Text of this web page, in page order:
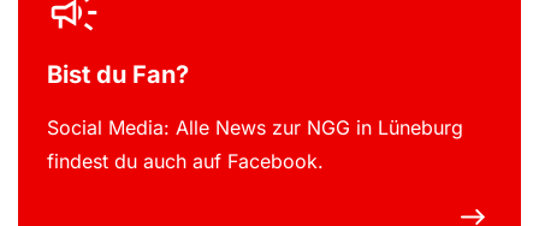
Bist du Fan?
Social Media: Alle News zur NGG in Lüneburg
findest du auch auf Facebook.